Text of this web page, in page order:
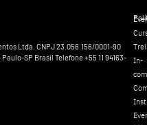
Ltda. CNPJ 23.056.156/0001-90
SP Brasil Telefone +55 11 94163-
In-